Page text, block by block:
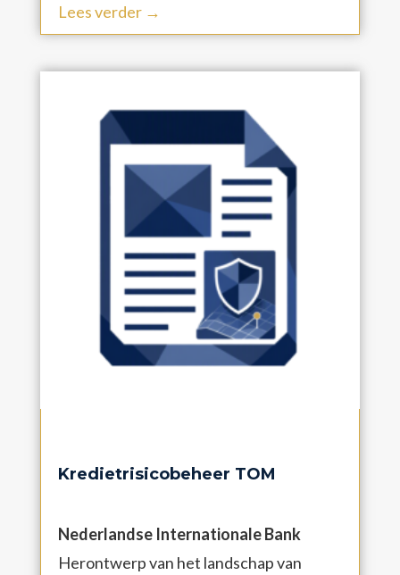
Lees verder →
Kredietrisicobeheer TOM
Nederlandse Internationale Bank
Herontwerp van het landschap van